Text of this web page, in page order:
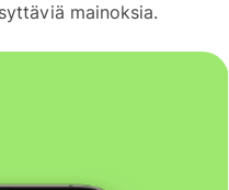
mainoksia.